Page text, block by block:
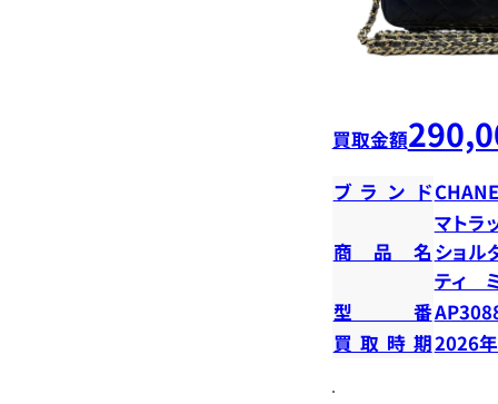
買取金額
ブランド
商品名
マトラ
ショ
ティ
型番
買取時期2026